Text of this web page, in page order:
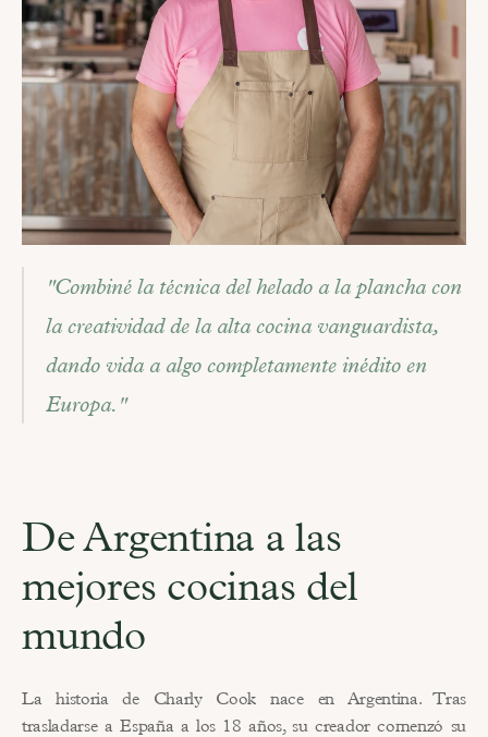
"Combiné la técnica del helado a la plancha con
la creatividad de la alta cocina vanguardista,
dando vida a algo completamente inédito en
Europa."
De Argentina a las
mejores cocinas del
mundo
La historia de Charly Cook nace en Argentina. Tras
trasladarse a España a los 18 años, su creador comenzó su